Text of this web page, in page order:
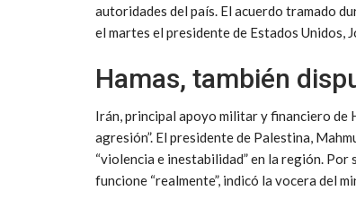
autoridades del país. El acuerdo tramado
el martes el presidente de Estados Unidos,
Hamas, también
Irán, principal apoyo militar y financiero de
agresión”. El presidente de Palestina,
“violencia e inestabilidad” en la región.
funcione “realmente”, indicó la vocera del